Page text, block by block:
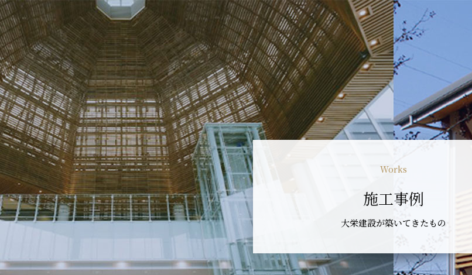
Works
施工事例
大栄建設が築いてきたもの